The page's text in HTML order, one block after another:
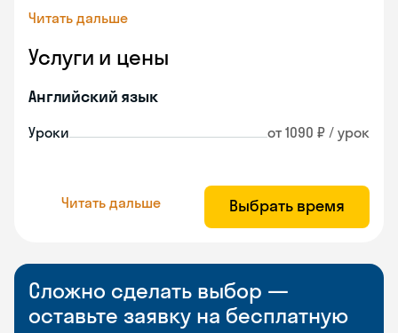
Читать дальше
Услуги и цены
Английский язык
Уроки от 1090 ₽ / урок
Читать дальше Выбрать время
Сложно сделать выбор —
оставьте заявку на бесплатную